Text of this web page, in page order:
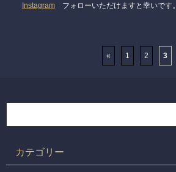
Instagramフォローいただけますと幸いです。
« 1 2 3
カテゴリー